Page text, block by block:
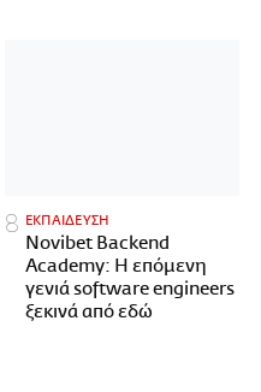
ΕΚΠΑΙΔΕΥΣΗ
Novibet Backend
Academy: Η επόμενη
γενιά software engineers
ξεκινά από εδώ